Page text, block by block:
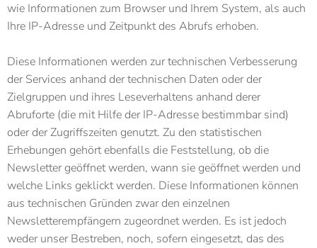
wie Informationen zum Browser und Ihrem System, als auch
Ihre IP-Adresse und Zeitpunkt des Abrufs erhoben.
Diese Informationen werden zur technischen Verbesserung
der Services anhand der technischen Daten oder der
Zielgruppen und ihres Leseverhaltens anhand derer
Abruforte (die mit Hilfe der IP-Adresse bestimmbar sind)
oder der Zugriffszeiten genutzt. Zu den statistischen
Erhebungen gehört ebenfalls die Feststellung, ob die
Newsletter geöffnet werden, wann sie geöffnet werden und
welche Links geklickt werden. Diese Informationen können
aus technischen Gründen zwar den einzelnen
Newsletterempfängern zugeordnet werden. Es ist jedoch
weder unser Bestreben, noch, sofern eingesetzt, das des